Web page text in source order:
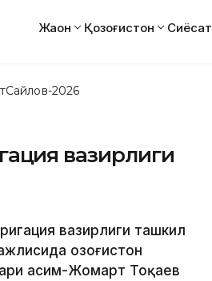
Жаҳон Қозоғистон Сиёсат
Сайлов-2026
вазирлиги
вазирлиги ташкил
Қозоғистон
Қасим-Жомарт Тоқаев